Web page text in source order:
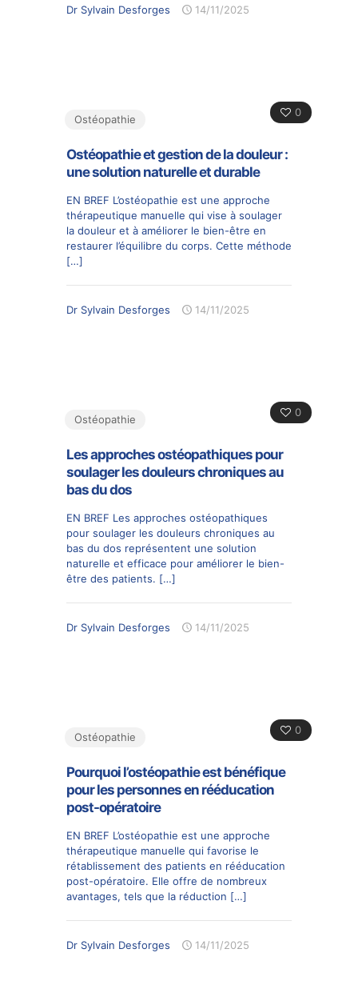
Dr Sylvain Desforges 14/11/2025
0
Ostéopathie
Ostéopathie et gestion de la douleur :
une solution naturelle et durable
EN BREF L’ostéopathie est une approche
thérapeutique manuelle qui vise à soulager
la douleur et à améliorer le bien-être en
restaurer l’équilibre du corps. Cette méthode
[…]
Dr Sylvain Desforges 14/11/2025
0
Ostéopathie
Les approches ostéopathiques pour
soulager les douleurs chroniques au
bas du dos
EN BREF Les approches ostéopathiques
pour soulager les douleurs chroniques au
bas du dos représentent une solution
naturelle et efficace pour améliorer le bien-
être des patients. […]
Dr Sylvain Desforges 14/11/2025
0
Ostéopathie
Pourquoi l’ostéopathie est bénéfique
pour les personnes en rééducation
post-opératoire
EN BREF L’ostéopathie est une approche
thérapeutique manuelle qui favorise le
rétablissement des patients en rééducation
post-opératoire. Elle offre de nombreux
avantages, tels que la réduction […]
Dr Sylvain Desforges 14/11/2025